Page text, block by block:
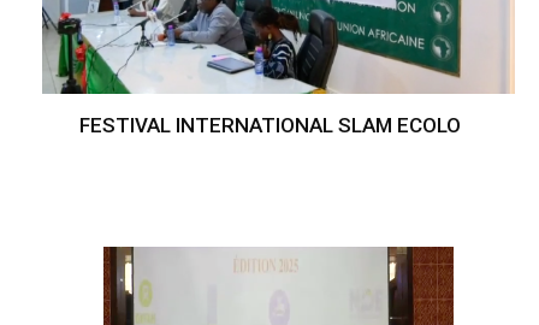
FESTIVAL INTERNATIONAL SLAM ECOLO